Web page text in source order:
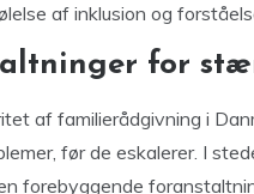
af inklusion og
for
af familierådgivning i
før de eskalerer. I
forebyggende